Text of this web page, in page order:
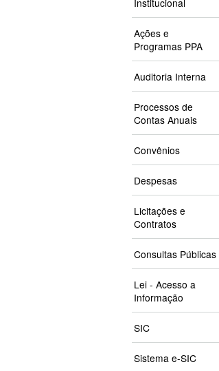
Institucional
Ações e
Programas PPA
Auditoria Interna
Processos de
Contas Anuais
Convênios
Despesas
Licitações e
Contratos
Consultas Públicas
Lei - Acesso a
Informação
SIC
Sistema e-SIC